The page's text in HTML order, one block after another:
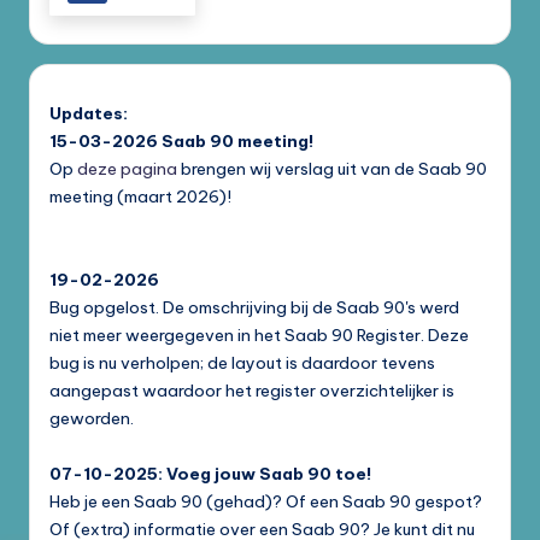
Updates:
15-03-2026 Saab 90 meeting!
Op deze pagina brengen wij verslag uit van de Saab 90
meeting (maart 2026)!
19-02-2026
Bug opgelost. De omschrijving bij de Saab 90's werd
niet meer weergegeven in het Saab 90 Register. Deze
bug is nu verholpen; de layout is daardoor tevens
aangepast waardoor het register overzichtelijker is
geworden.
07-10-2025: Voeg jouw Saab 90 toe!
Heb je een Saab 90 (gehad)? Of een Saab 90 gespot?
Of (extra) informatie over een Saab 90? Je kunt dit nu